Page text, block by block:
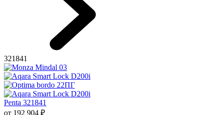
321841
Penta 321841
от 192 904 ₽